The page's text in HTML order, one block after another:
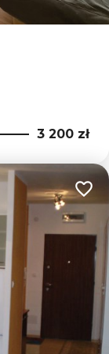
Leaflet
3 200 zł